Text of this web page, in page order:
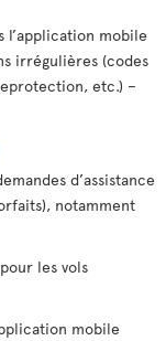
l’application mobile
irrégulières (codes
etc.) –
d’assistance
notamment
les vols
mobile